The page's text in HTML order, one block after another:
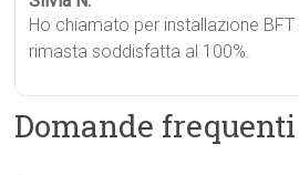
Ho chiamato per installazione
rimasta soddisfatta al 100%.
Domande frequenti